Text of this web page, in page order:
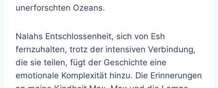
unerforschten Ozeans.
Nalahs Entschlossenheit, sich von Esh
fernzuhalten, trotz der intensiven Verbindung,
die sie teilen, fügt der Geschichte eine
emotionale Komplexität hinzu. Die Erinnerungen